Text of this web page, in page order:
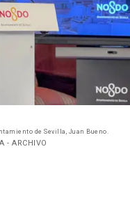
de Sevilla, Juan Bueno.
- ARCHIVO